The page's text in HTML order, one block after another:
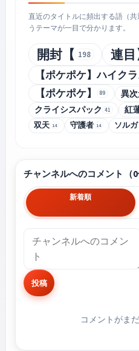
直近のタイトルに頻出する語（
うテーマが一目で分かります。
開封【 198 連目
【ポケポケ】ハイク
【ポケポケ】 89 異
クライシスパック 41 紅
双天 14 守護者 14 ソル
チャンネルへのコメント（0
新着順
投稿
コメントがま